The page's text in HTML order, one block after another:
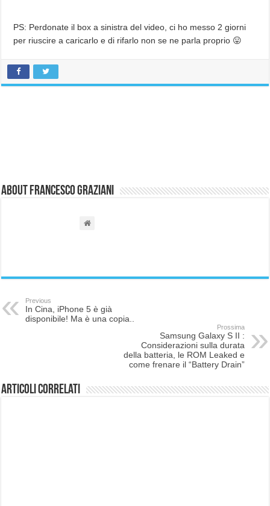
PS: Perdonate il box a sinistra del video, ci ho messo 2 giorni
per riuscire a caricarlo e di rifarlo non se ne parla proprio 😛
About Francesco Graziani
Previous
In Cina, iPhone 5 è già
disponibile! Ma è una copia..
Prossima
Samsung Galaxy S II :
Considerazioni sulla durata
della batteria, le ROM Leaked e
come frenare il “Battery Drain”
Articoli correlati